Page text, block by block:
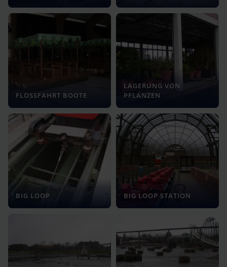
FLOSSFAHRT BOOTE
LAGERUNG VON
PFLANZEN
BIG LOOP BIG LOOP STATION